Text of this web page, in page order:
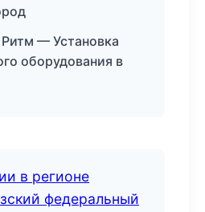
— Установка
оборудования в
в регионе
федеральный